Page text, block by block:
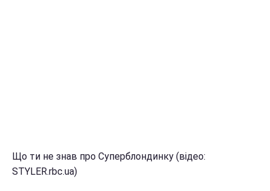
Що ти не знав про Суперблондинку (відео:
STYLER.rbc.ua)